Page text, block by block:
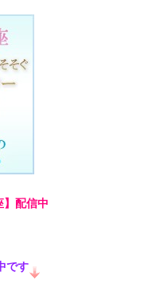
配信中
です